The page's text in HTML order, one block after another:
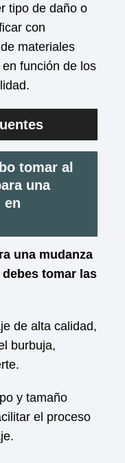
tipo de daño o
con
materiales
función de los
tomar al
una
en
una mudanza
tomar las
de alta calidad,
burbuja,
y tamaño
el proceso